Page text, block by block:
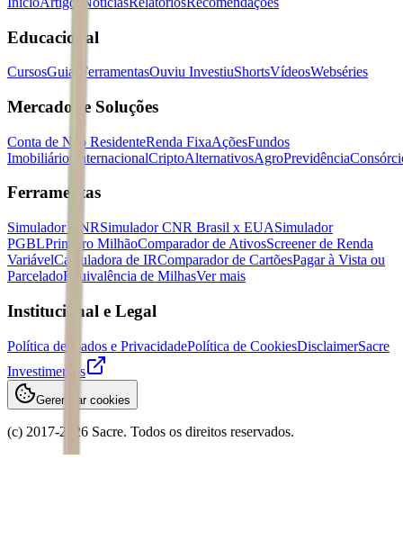
Educacional
CursosGuias FerramentasOuviu InvestiuShortsVídeosWebséries
Mercados e Soluções
Conta de Não ResidenteRenda FixaAçõesFundos
Imobiliários
InternacionalCriptoAlternativosAgroPrevidência
Ferramentas
Simulador CNRSimulador CNR Brasil x EUASimulador
PGBLPrimeiro MilhãoComparador de AtivosScreener de Renda
VariávelCalculadora de IRComparador de CartõesPagar à Vista ou
ParceladoEquivalência de MilhasVer mais
Institucional e Legal
Política de Dados e PrivacidadePolítica de CookiesDisclaimerSacre
Investimentos
Gerenciar cookies
(c) 2017-2026 Sacre. Todos os direitos reservados.